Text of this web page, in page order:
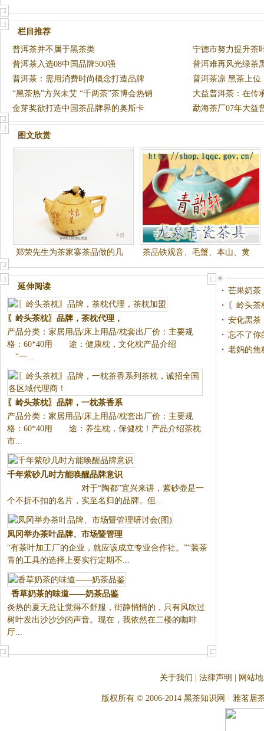
栏目推荐
普洱茶并不属于黑茶类
宁德市努力提升茶
普洱茶入选08中国品牌500强
普洱难再风光绿茶
普洱茶：需用消费时尚概念打造品牌
普洱茶凉 黑茶上位
“黑茶热”方兴未艾 “千两茶”茶博会热销
大益普洱茶：在传
金芽奖欲打造中国茶品牌界的奥斯卡
勐海茶厂07年大益
图片)
图文欣赏
郑荣先生为茶家寨茶品做的几
把壶
茶品铁观音、毛蟹、本山、黄
旦的区别
延伸阅读
〖岭头茶枕〗品牌，茶枕代理，
产品分类：家居用品/床上用品/
枕套出厂价：主要规格：60*40
用 途：健康枕，文化枕产品
〖岭头茶枕〗品牌，一枕茶香系
枕套出厂价：主要规格：60*40
用 途：养生枕，保健枕！产
品介绍茶枕市...
对于“陶
都”宜兴来讲，紫砂壶是一个不折
不扣的名片，实至名归的品牌。
但...
凤冈举办茶叶品牌、市场暨管理
研讨会(图)
“有茶叶加工厂的企业，就应该成
立专业合作社。”“装茶青的工具
的选择上要实行定期不...
香草奶茶的味道——奶茶品鉴
炎热的夏天总让觉得不舒服，街
静悄悄的，只有风吹过树叶发出
沙沙沙的声音。现在，我依然在
芒果奶茶
〖岭头
枕有限公
招全国各
安化黑茶
忘不了
老妈的
关于我们 法律声明 网站
版权所有 © 2006-2014 黑茶知识网 · 雅茗居